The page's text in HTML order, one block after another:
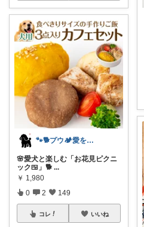
🐾🐕️プウ🏕️愛を込めて🐕️♥️
🌸愛犬と楽しむ「お花見ピクニ
ック🍱」🐕️ ...
￥ 1,980
0 2 149
コレ いいね